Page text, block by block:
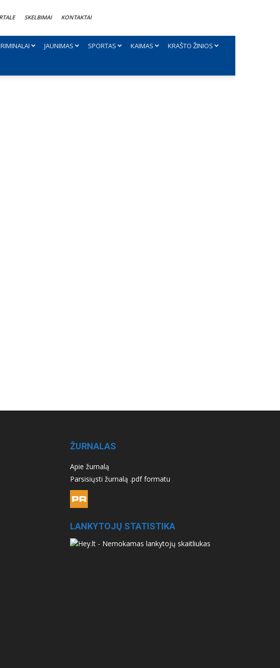
SKELBIMAI KONTAKTAI
JAUNIMAS SPORTAS KAIMAS KRAŠTO ŽINIOS
ŽURNALAS
Apie žurnalą
Parsisiųsti žurnalą .pdf formatu
LANKYTOJŲ STATISTIKA